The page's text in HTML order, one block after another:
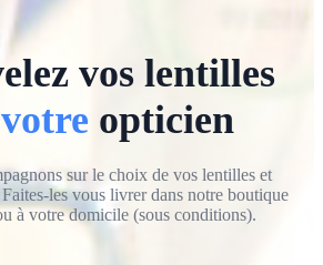
vos lentilles
votre opticien
sur le choix de vos lentilles et
les vous livrerdans notre boutique
à votre domicile (sous conditions).